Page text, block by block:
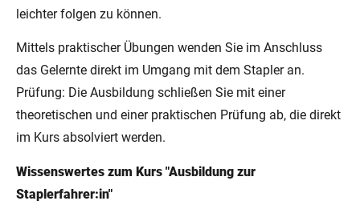
leichter folgen zu können.
Mittels praktischer Übungen wenden Sie im Anschluss
das Gelernte direkt im Umgang mit dem Stapler an.
Prüfung: Die Ausbildung schließen Sie mit einer
theoretischen und einer praktischen Prüfung ab, die direkt
im Kurs absolviert werden.
Wissenswertes zum Kurs "Ausbildung zur
Staplerfahrer:in"